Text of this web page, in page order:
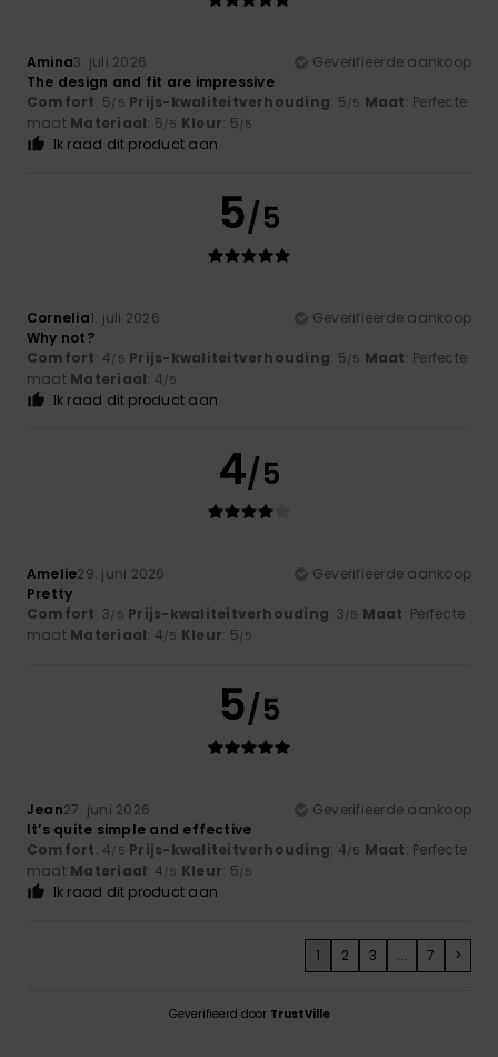
Amina3. juli 2026
Geverifieerde aankoop
The design and fit are impressive
Comfort: 5/5 Prijs-kwaliteitverhouding: 5/5 Maat: Perfecte
maat Materiaal: 5/5 Kleur: 5/5
Ik raad dit product aan
5/5
Cornelia1. juli 2026
Geverifieerde aankoop
Why not?
Comfort: 4/5 Prijs-kwaliteitverhouding: 5/5 Maat: Perfecte
maat Materiaal: 4/5
Ik raad dit product aan
4/5
Amelie29. juni 2026
Geverifieerde aankoop
Pretty
Comfort: 3/5 Prijs-kwaliteitverhouding: 3/5 Maat: Perfecte
maat Materiaal: 4/5 Kleur: 5/5
5/5
Jean27. juni 2026
Geverifieerde aankoop
It’s quite simple and effective
Comfort: 4/5 Prijs-kwaliteitverhouding: 4/5 Maat: Perfecte
maat Materiaal: 4/5 Kleur: 5/5
Ik raad dit product aan
1 2 3 ... 7 >
Geverifieerd door TrustVille